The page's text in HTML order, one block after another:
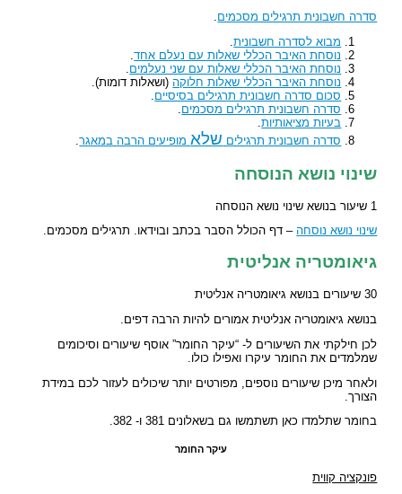
סדרה חשבונית תרגילים מסכמים
מבוא לסדרה חשבונית.
נוסחת האיבר הכללי שאלות עם נעלם אחד.
נוסחת האיבר הכללי שאלות עם שני נעלמים
נוסחת האיבר הכללי שאלות חלוקה (ושאלות דומות).
סכום סדרה חשבונית תרגילים בסיסיים
סדרה חשבונית תרגילים מסכמים
בעיות מציאותיות.
סדרה חשבונית תרגילים שלא מופיעים הרבה במאגר.
שינוי נושא הנוסחה
1 שיעור בנושא שינוי נושא הנוסחה
שינוי נושא נוסחה – דף הכולל הסבר בכתב ובוידאו. תרגילים מסכמים.
גיאומטריה אנליטית
30 שיעורים בנושא גיאומטריה אנליטית
בנושא גיאומטריה אנליטית אמורים להיות הרבה דפים.
לכן חילקתי את השיעורים ל- “עיקר החומר” אוסף שיעורים וסיכומים
שמלמדים את החומר עיקרו ואפילו כולו.
ולאחר מיכן שיעורים נוספים, מפורטים יותר שיכולים לעזור לכם במידת
הצורך.
בחומר שתלמדו כאן תשתמשו גם בשאלונים 381 ו- 382.
עיקר החומר
פונקציה קווית